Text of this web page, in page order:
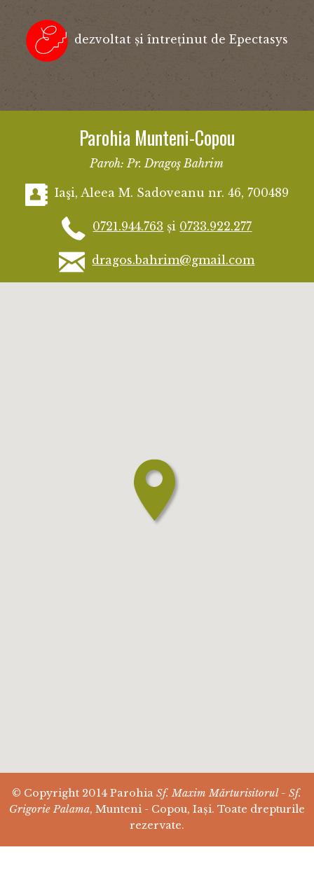
dezvoltat și întreținut de Epectasys
Parohia Munteni-Copou
Paroh: Pr. Dragoş Bahrim
Iaşi, Aleea M. Sadoveanu nr. 46, 700489
0721.944.763 și 0733.922.277
dragos.bahrim@gmail.com
© Copyright 2014 ParohiaSf. Maxim Mărturisitorul - Sf.
Grigorie Palama, Munteni - Copou, Iași. Toate drepturile
rezervate.